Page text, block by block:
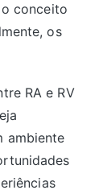
conceito
os
RA e RV
ambiente